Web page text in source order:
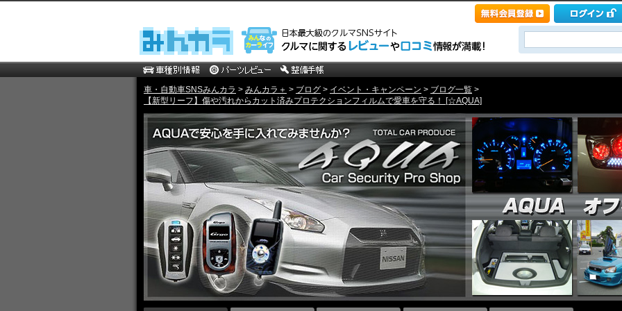
車・自動車SNSみんカラ > みんカラ＋ > ブログ > イベント・キャンペーン > ブログ一覧 >
【新型リーフ】傷や汚れからカット済みプロテクションフィルムで愛車を守る！ [☆AQUA]